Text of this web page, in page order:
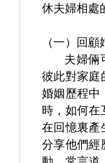
休夫婦相處
（一）回
夫婦倆
彼此對家庭
婚姻歷程中
時，如何在
在回憶裏產
分享他們經